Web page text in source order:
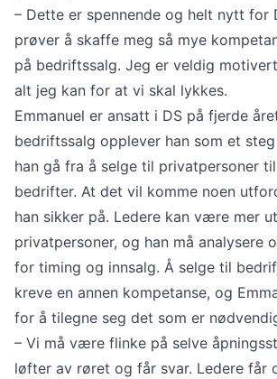
– Dette er spennende og helt nytt for
prøver å skaffe meg så mye
på bedriftssalg. Jeg er veldig
alt jeg kan for at vi skal lykkes.
Emmanuel er ansatt i DS på fjerde
bedriftssalg opplever han som et
han gå fra å selge til privatpersoner
bedrifter. At det vil komme noen
han sikker på. Ledere kan være mer
privatpersoner, og han må analysere
for timing og innsalg. Å selge til
kreve en annen kompetanse, og
for å tilegne seg det som er
– Vi må være flinke på selve
løfter av røret og får svar. Ledere får